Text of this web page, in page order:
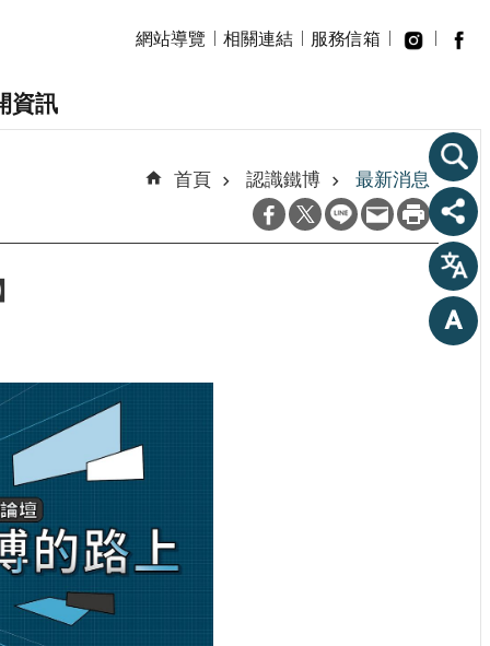
網站導覽 相關連結 服務信箱
資訊
首頁 認識鐵博 最新消息